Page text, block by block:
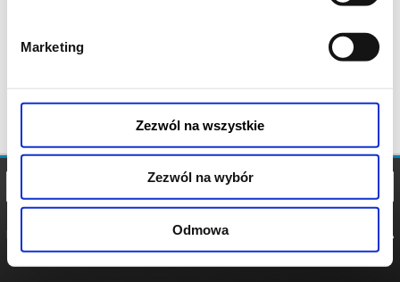
Marketing
Zezwól na wszystkie
Zezwól na wybór
Odmowa
POLITYKA
POLITYKA